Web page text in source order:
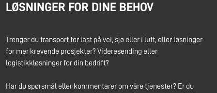
LØSNINGER FOR DINE BEHOV
Trenger du transport for last på vei, sjø eller i luft, eller løsninger
for mer krevende prosjekter? Videresending eller
logistikkløsninger for din bedrift?
Har du spørsmål eller kommentarer om våre tjenester? Er du